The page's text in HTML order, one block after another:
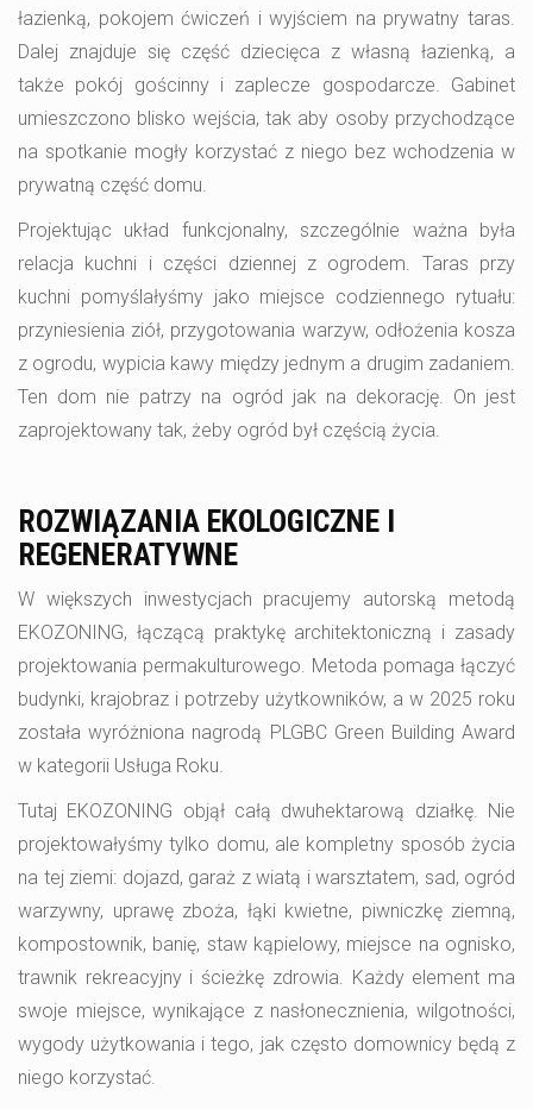
łazienką, pokojem ćwiczeń i wyjściem na prywatny taras.
Dalej znajduje się część dziecięca z własną łazienką, a
także pokój gościnny i zaplecze gospodarcze. Gabinet
umieszczono blisko wejścia, tak aby osoby przychodzące
na spotkanie mogły korzystać z niego bez wchodzenia w
prywatną część domu.
Projektując układ funkcjonalny, szczególnie ważna była
relacja kuchni i części dziennej z ogrodem. Taras przy
kuchni pomyślałyśmy jako miejsce codziennego rytuału:
przyniesienia ziół, przygotowania warzyw, odłożenia kosza
z ogrodu, wypicia kawy między jednym a drugim zadaniem.
Ten dom nie patrzy na ogród jak na dekorację. On jest
zaprojektowany tak, żeby ogród był częścią życia.
ROZWIĄZANIA EKOLOGICZNE I
REGENERATYWNE
W większych inwestycjach pracujemy autorską metodą
EKOZONING, łączącą praktykę architektoniczną i zasady
projektowania permakulturowego. Metoda pomaga łączyć
budynki, krajobraz i potrzeby użytkowników, a w 2025 roku
została wyróżniona nagrodą PLGBC Green Building Award
w kategorii Usługa Roku.
Tutaj EKOZONING objął całą dwuhektarową działkę. Nie
projektowałyśmy tylko domu, ale kompletny sposób życia
na tej ziemi: dojazd, garaż z wiatą i warsztatem, sad, ogród
warzywny, uprawę zboża, łąki kwietne, piwniczkę ziemną,
kompostownik, banię, staw kąpielowy, miejsce na ognisko,
trawnik rekreacyjny i ścieżkę zdrowia. Każdy element ma
swoje miejsce, wynikające z nasłonecznienia, wilgotności,
wygody użytkowania i tego, jak często domownicy będą z
niego korzystać.